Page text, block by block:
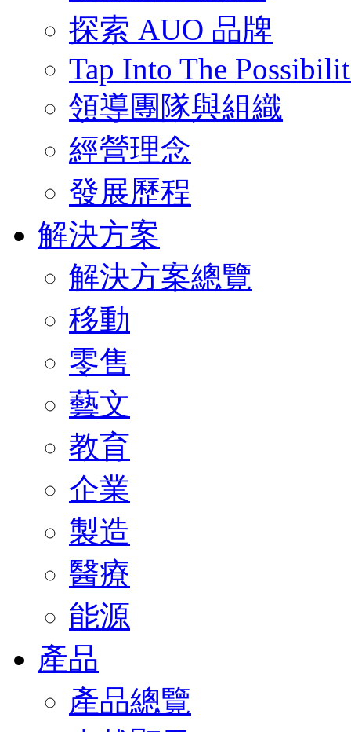
探索 AUO 品牌
Tap Into The
領導團隊與組織
經營理念
發展歷程
解決方案
解決方案總覽
移動
零售
藝文
教育
企業
製造
醫療
能源
產品
產品總覽